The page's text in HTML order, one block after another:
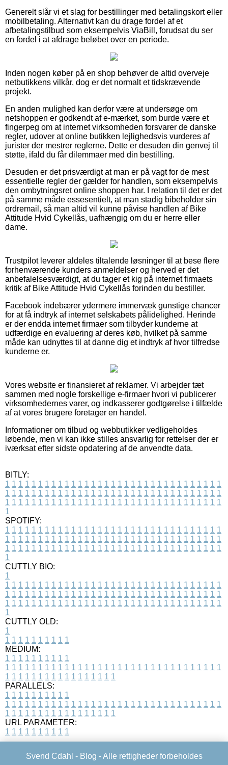
Generelt slår vi et slag for bestillinger med betalingskort eller
mobilbetaling. Alternativt kan du drage fordel af et
afbetalingstilbud som eksempelvis ViaBill, forudsat du ser
en fordel i at afdrage beløbet over en periode.
Inden nogen køber på en shop behøver de altid overveje
netbutikkens vilkår, dog er det normalt et tidskrævende
projekt.
En anden mulighed kan derfor være at undersøge om
netshoppen er godkendt af e-mærket, som burde være et
fingerpeg om at internet virksomheden forsvarer de danske
regler, udover at online butikken lejlighedsvis vurderes af
jurister der mestrer reglerne. Dette er desuden din genvej til
støtte, ifald du får dilemmaer med din bestilling.
Desuden er det prisværdigt at man er på vagt for de mest
essentielle regler der gælder for handlen, som eksempelvis
den ombytningsret online shoppen har. I relation til det er det
på samme måde essesentielt, at man stadig bibeholder sin
ordremail, så man altid vil kunne påvise handlen af Bike
Attitude Hvid Cykellås, uafhængig om du er herre eller
dame.
Trustpilot leverer aldeles tiltalende løsninger til at bese flere
forhenværende kunders anmeldelser og herved er det
anbefalelsesværdigt, at du tager et kig på internet firmaets
kritik af Bike Attitude Hvid Cykellås forinden du bestiller.
Facebook indebærer ydermere immervæk gunstige chancer
for at få indtryk af internet selskabets pålidelighed. Herinde
er der endda internet firmaer som tilbyder kunderne at
udfærdige en evaluering af deres køb, hvilket på samme
måde kan udnyttes til at danne dig et indtryk af hvor tilfredse
kunderne er.
Vores website er finansieret af reklamer. Vi arbejder tæt
sammen med nogle forskellige e-firmaer hvori vi publicerer
virksomhedernes varer, og indkasserer godtgørelse i tilfælde
af at vores brugere foretager en handel.
Informationer om tilbud og webbutikker vedligeholdes
løbende, men vi kan ikke stilles ansvarlig for rettelser der er
iværksat efter sidste opdatering af de anvendte data.
BITLY:
1 1 1 1 1 1 1 1 1 1 1 1 1 1 1 1 1 1 1 1 1 1 1 1 1 1 1 1 1 1 1 1 1
1 1 1 1 1 1 1 1 1 1 1 1 1 1 1 1 1 1 1 1 1 1 1 1 1 1 1 1 1 1 1 1 1
1 1 1 1 1 1 1 1 1 1 1 1 1 1 1 1 1 1 1 1 1 1 1 1 1 1 1 1 1 1 1 1 1
1
SPOTIFY:
1 1 1 1 1 1 1 1 1 1 1 1 1 1 1 1 1 1 1 1 1 1 1 1 1 1 1 1 1 1 1 1 1
1 1 1 1 1 1 1 1 1 1 1 1 1 1 1 1 1 1 1 1 1 1 1 1 1 1 1 1 1 1 1 1 1
1 1 1 1 1 1 1 1 1 1 1 1 1 1 1 1 1 1 1 1 1 1 1 1 1 1 1 1 1 1 1 1 1
1
CUTTLY BIO:
1
1 1 1 1 1 1 1 1 1 1 1 1 1 1 1 1 1 1 1 1 1 1 1 1 1 1 1 1 1 1 1 1 1
1 1 1 1 1 1 1 1 1 1 1 1 1 1 1 1 1 1 1 1 1 1 1 1 1 1 1 1 1 1 1 1 1
1 1 1 1 1 1 1 1 1 1 1 1 1 1 1 1 1 1 1 1 1 1 1 1 1 1 1 1 1 1 1 1 1
1
CUTTLY OLD:
1
1 1 1 1 1 1 1 1 1 1
MEDIUM:
1 1 1 1 1 1 1 1 1 1
1 1 1 1 1 1 1 1 1 1 1 1 1 1 1 1 1 1 1 1 1 1 1 1 1 1 1 1 1 1 1 1 1
1 1 1 1 1 1 1 1 1 1 1 1 1 1 1 1 1
PARALLELS:
1 1 1 1 1 1 1 1 1 1
1 1 1 1 1 1 1 1 1 1 1 1 1 1 1 1 1 1 1 1 1 1 1 1 1 1 1 1 1 1 1 1 1
1 1 1 1 1 1 1 1 1 1 1 1 1 1 1 1 1
URL PARAMETER:
1 1 1 1 1 1 1 1 1 1
Svend Cdahl - Blog - Alle rettigheder forbeholdes